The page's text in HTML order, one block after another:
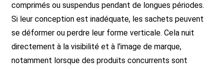
comprimés ou suspendus pendant de longues périodes.
Si leur conception est inadéquate, les sachets peuvent
se déformer ou perdre leur forme verticale. Cela nuit
directement à la visibilité et à l'image de marque,
notamment lorsque des produits concurrents sont